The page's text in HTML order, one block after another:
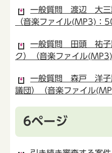
一般質問 渡辺 大三
（音楽ファイル(MP3)：
一般質問 田頭 祐子
ク）（音楽ファイル
一般質問 森戸 洋子
議団）（音楽ファイル
6ページ